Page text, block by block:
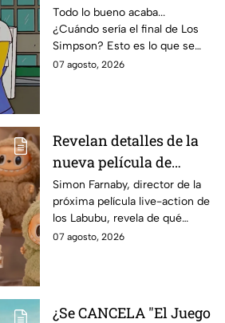
temporada 40? Actriz
de Bart Simpson da
IMPACTANTE
declaración
Todo lo bueno acaba...
¿Cuándo sería el final de Los
Simpson? Esto es lo que se
sabe:
07 agosto, 2026
Revelan detalles de la
nueva película de
Labubu: de qué tratará
y cuándo se estrena
Simon Farnaby, director de la
próxima película live-action de
los Labubu, revela de qué
tratará la cinta. Aquí te
07 agosto, 2026
¿Se CANCELA "El Juego